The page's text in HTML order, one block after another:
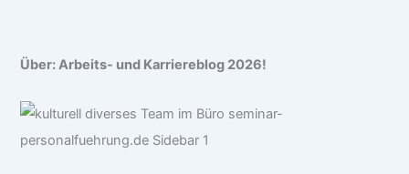
Über: Arbeits- und Karriereblog 2026!